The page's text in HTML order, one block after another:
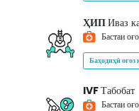
ҲИПИваз
Бастаи
Баҳодиҳӣ оғоз
IVFТабобат
Бастаи